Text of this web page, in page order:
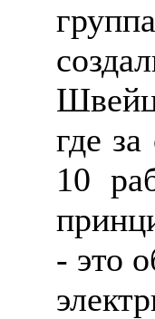
где
10
- это